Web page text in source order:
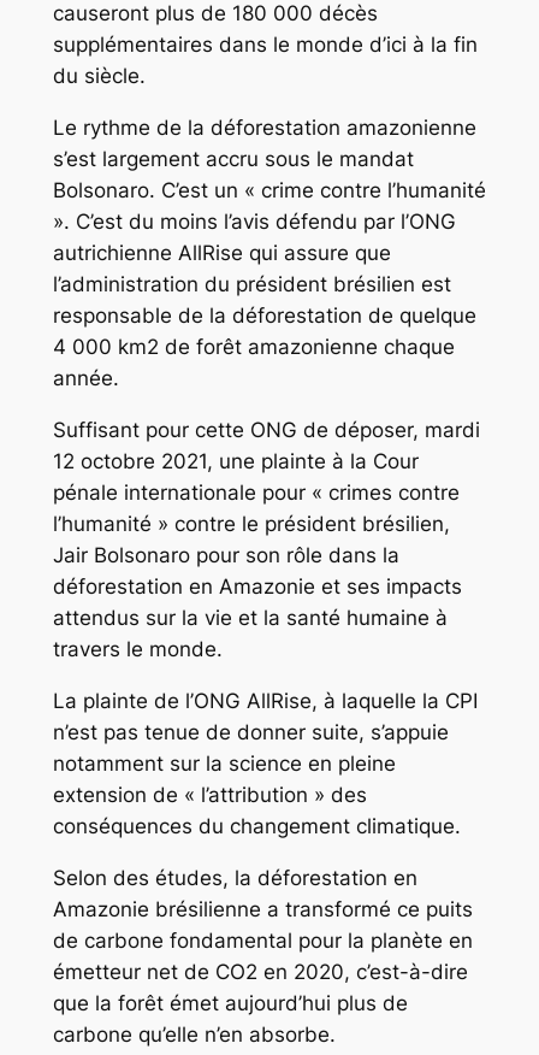
causeront plus de 180 000 décès
supplémentaires dans le monde d’ici à la fin
du siècle.
Le rythme de la déforestation amazonienne
s’est largement accru sous le mandat
Bolsonaro. C’est un « crime contre l’humanité
». C’est du moins l’avis défendu par l’ONG
autrichienne AllRise qui assure que
l’administration du président brésilien est
responsable de la déforestation de quelque
4 000 km2 de forêt amazonienne chaque
année.
Suffisant pour cette ONG de déposer, mardi
12 octobre 2021, une plainte à la Cour
pénale internationale pour « crimes contre
l’humanité » contre le président brésilien,
Jair Bolsonaro pour son rôle dans la
déforestation en Amazonie et ses impacts
attendus sur la vie et la santé humaine à
travers le monde.
La plainte de l’ONG AllRise, à laquelle la CPI
n’est pas tenue de donner suite, s’appuie
notamment sur la science en pleine
extension de « l’attribution » des
conséquences du changement climatique.
Selon des études, la déforestation en
Amazonie brésilienne a transformé ce puits
de carbone fondamental pour la planète en
émetteur net de CO2 en 2020, c’est-à-dire
que la forêt émet aujourd’hui plus de
carbone qu’elle n’en absorbe.